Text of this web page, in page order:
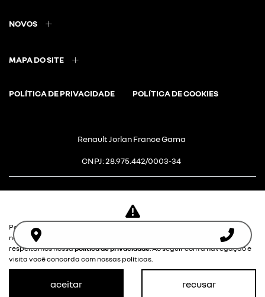
NOVOS
MAPA DO SITE
POLÍTICA DE PRIVACIDADE POLÍTICA DE COOKIES
Renault Jorlan France Gama
CNPJ: 28.975.442/0003-34
Desacelere. Seu bem maior é a
vida.
Para otimizar sua experiência durante a navegação, fazemos uso de
nossa política de cookies e para proteger seus dados pessoais
respeitamos nossapolítica de privacidade. Ao seguir com a navegação e
visita você concorda com nossas políticas.
aceitar recusar